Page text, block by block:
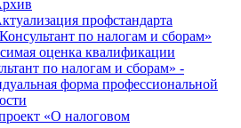
профстандарта
по налогам и сборам»
оценка квалификации
по налогам и сборам» -
форма профессиональной
«О налоговом